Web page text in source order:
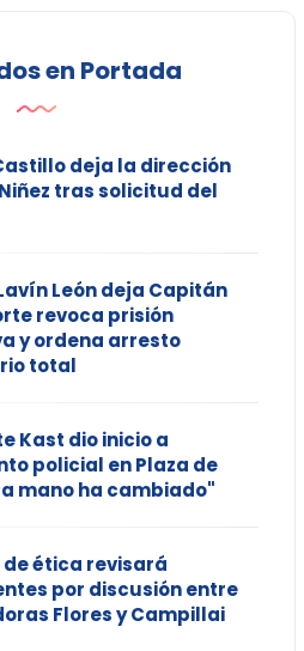
en Portada
deja la dirección
tras solicitud del
León deja Capitán
revoca prisión
y ordena arresto
total
Kast dio inicio a
policial en Plaza de
mano ha cambiado"
de ética revisará
por discusión entre
Flores y Campillai